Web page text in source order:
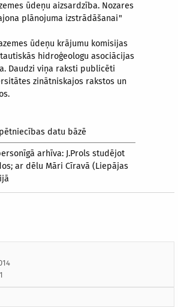
ūdeņu aizsardzība. Nozares
plānojuma izstrādāšanai"
ūdeņu krājumu komisijas
hidroģeologu asociācijas
Daudzi viņa raksti publicēti
zinātniskajos rakstos un
datu bāzē
arhīva: J.Prols studējot
ar dēlu Māri Cīravā (Liepājas